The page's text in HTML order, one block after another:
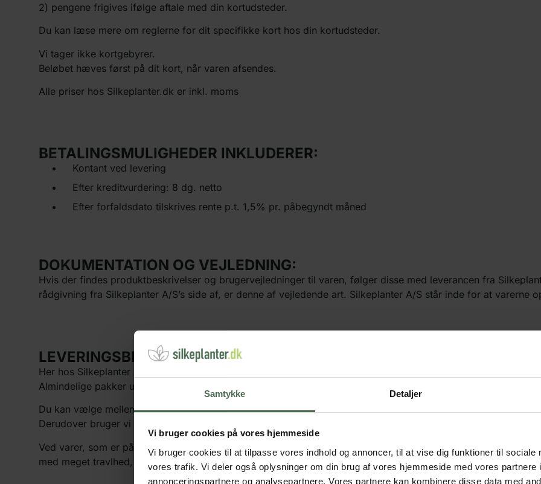
Samtykke Detaljer
Vi bruger cookies på vores hjemmeside
Vi bruger cookies til at tilpasse vores indhold og annoncer, til at vise dig funktioner til sociale
vores trafik. Vi deler også oplysninger om din brug af vores hjemmeside med vores partnere
annonceringspartnere og analysepartnere. Vores partnere kan kombinere disse data med
2) pengene frigives ifølge aftale med din kortudsteder.
Du kan læse mere om reglerne for dit specifikke kort hos din kortudsteder.
Vi tager ikke kortgebyrer.
Beløbet hæves først på dit kort, når varen afsendes.
Alle priser hos Silkeplanter.dk er inkl. moms
BETALINGSMULIGHEDER INKLUDERER:
Kontant ved levering
Efter kreditvurdering: 8 dg. netto
Efter forfaldsdato tilskrives rente p.t. 1,5% pr. påbegyndt måned
DOKUMENTATION OG VEJLEDNING:
Hvis der findes produktbeskrivelser og brugervejledninger til varen, følger disse med leverancen fra
rådgivning fra Silkeplanter A/S’s side af, er denne af vejledende art. Silkeplanter A/S står inde for at varerne
LEVERINGSBETINGELSER:
Her hos Silkeplanter A/S afsender vi med flere leveringsmuligheder, afhængig af leveringens størrelse og
Almindelige pakker under 20 kg sendes som regel for under 99 DKK. Ved varer over 20 kg finder vi den
Du kan vælge mellem hjemmelevering, erhvervslevering eller til en pakkeshop. Vi sørger for at forsendelsen
Derudover bruger vi evt. vognmand til de større træer, planter og pakker. Ligeså kan du afhente din pakke
Ved varer, som er på lager, er leveringstiden normalt på 1-5 dage. Varer, som skal bestilles hjem, har til
med meget travlhed, som fx under udsalg, tager vi dog forbehold for en lidt forlænget leveringstid.